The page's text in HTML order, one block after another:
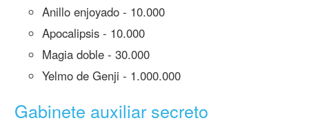
Anillo enjoyado - 10.000
Apocalipsis - 10.000
Magia doble - 30.000
Yelmo de Genji - 1.000.000
Gabinete auxiliar secreto